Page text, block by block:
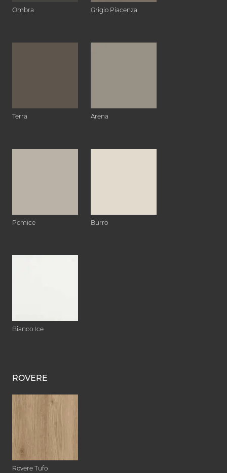
Ombra Grigio Piacenza
Terra Arena
Pomice Burro
Bianco Ice
ROVERE
Rovere Tufo